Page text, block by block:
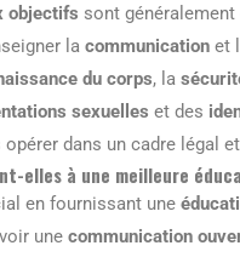
objectifs sont généralement
la communication et
du corps, la
sexuelles et des
dans un cadre légal
elles à une meilleure
en fournissant une
une communication